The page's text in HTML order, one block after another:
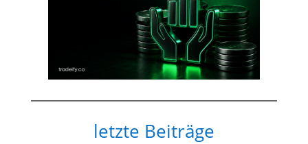
letzte Beiträge